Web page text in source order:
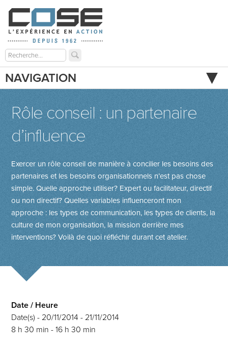
NAVIGATION
Rôle conseil : un partenaire
d’influence
Exercer un rôle conseil de manière à concilier les besoins des
partenaires et les besoins organisationnels n’est pas chose
simple. Quelle approche utiliser? Expert ou facilitateur, directif
ou non directif? Quelles variables influenceront mon
approche : les types de communication, les types de clients, la
culture de mon organisation, la mission derrière mes
interventions? Voilà de quoi réfléchir durant cet atelier.
Date / Heure
Date(s) - 20/11/2014 - 21/11/2014
8 h 30 min - 16 h 30 min